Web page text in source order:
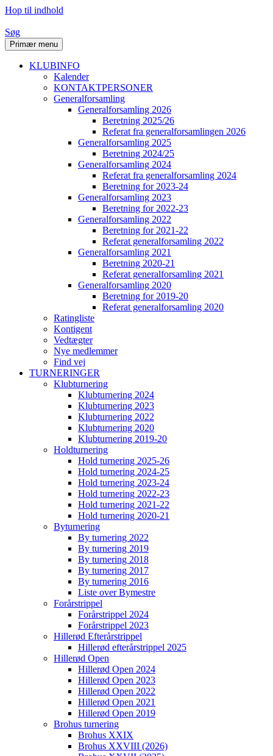
Hop til indhold
Søg
Primær menu
KLUBINFO
Kalender
KONTAKTPERSONER
Generalforsamling
Generalforsamling 2026
Beretning 2025/26
Referat fra generalforsamlingen 2026
Generalforsamling 2025
Beretning 2024/25
Generalforsamling 2024
Referat fra generalforsamling 2024
Beretning for 2023-24
Generalforsamling 2023
Beretning for 2022-23
Generalforsamling 2022
Beretning for 2021-22
Referat generalforsamling 2022
Generalforsamling 2021
Beretning 2020-21
Referat generalforsamling 2021
Generalforsamling 2020
Beretning for 2019-20
Referat generalforsamling 2020
Ratingliste
Kontigent
Vedtægter
Nye medlemmer
Find vej
TURNERINGER
Klubturnering
Klubturnering 2024
Klubturnering 2023
Klubturnering 2022
Klubturnering 2020
Klubturnering 2019-20
Holdturnering
Hold turnering 2025-26
Hold turnering 2024-25
Hold turnering 2023-24
Hold turnering 2022-23
Hold turnering 2021-22
Hold turnering 2020-21
Byturnering
By turnering 2022
By turnering 2019
By turnering 2018
By turnering 2017
By turnering 2016
Liste over Bymestre
Forårstrippel
Forårstrippel 2024
Forårstrippel 2023
Hillerød Efterårstrippel
Hillerød efterårstrippel 2025
Hillerød Open
Hillerød Open 2024
Hillerød Open 2023
Hillerød Open 2022
Hillerød Open 2021
Hillerød Open 2019
Brohus turnering
Brohus XXIX
Brohus XXVIII (2026)